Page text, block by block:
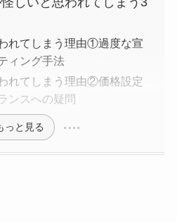
れてしまう理由①過度な宣
ィング手法
れてしまう理由②価格設定
ンスへの疑問
っと見る